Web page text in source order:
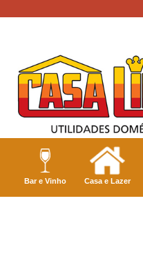
Bar e Vinho Casa e Lazer